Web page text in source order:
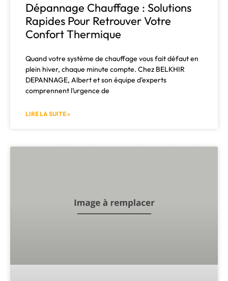
Dépannage Chauffage : Solutions
Rapides Pour Retrouver Votre
Confort Thermique
Quand votre système de chauffage vous fait défaut en
plein hiver, chaque minute compte. Chez BELKHIR
DEPANNAGE, Albert et son équipe d’experts
comprennent l’urgence de
LIRE LA SUITE »